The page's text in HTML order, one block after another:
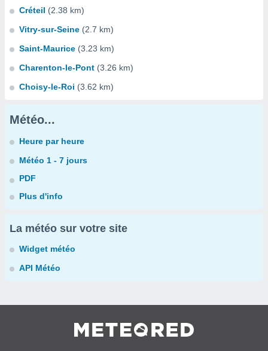
Créteil (2.38 km)
Vitry-sur-Seine (2.7 km)
Saint-Maurice (3.23 km)
Charenton-le-Pont (3.26 km)
Choisy-le-Roi (3.62 km)
Météo...
Heure par heure
Météo 1 - 7 jours
PDF
Plus d'info
La météo sur votre site
Widget météo
API Météo